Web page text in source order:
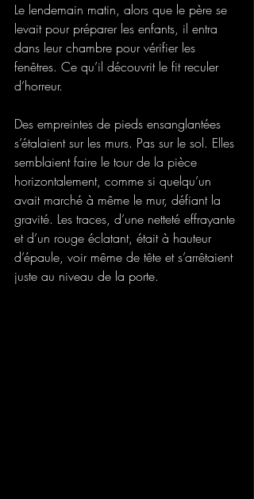
Le lendemain matin, alors que le père se
levait pour préparer les enfants, il entra
dans leur chambre pour vérifier les
fenêtres. Ce qu’il découvrit le fit reculer
d’horreur.
Des empreintes de pieds ensanglantées
s’étalaient sur les murs. Pas sur le sol. Elles
semblaient faire le tour de la pièce
horizontalement, comme si quelqu’un
avait marché à même le mur, défiant la
gravité. Les traces, d’une netteté effrayante
et d’un rouge éclatant, était à hauteur
d’épaule, voir même de tête et s’arrêtaient
juste au niveau de la porte.